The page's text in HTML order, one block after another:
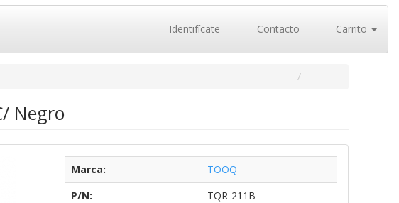
Identifícate Contacto Carrito
Negro
Marca:
TOOQ
P/N:
TQR-211B